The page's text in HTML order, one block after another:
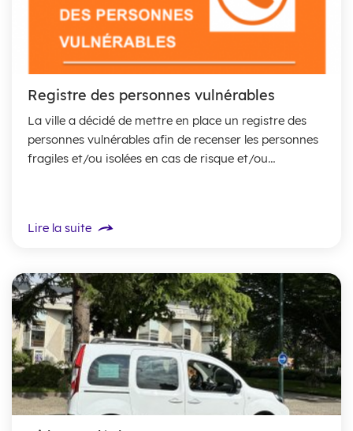
Registre des personnes vulnérables
La ville a décidé de mettre en place un registre des
personnes vulnérables afin de recenser les personnes
fragiles et/ou isolées en cas de risque et/ou
Lire la suite